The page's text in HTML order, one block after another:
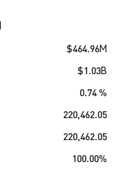
$464.96M
$1.03B
0.74 %
220,462.05
220,462.05
100.00%